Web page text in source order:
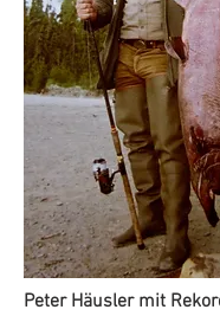
Peter Häusler mit